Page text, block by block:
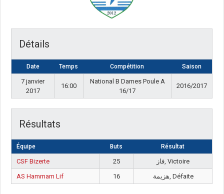
Détails
Date Temps Compétition Saison
7 janvier
2017
16:00
National B Dames Poule A
16/17
2016/2017
Résultats
Équipe Buts Résultat
CSF Bizerte 25
فاز, Victoire
AS Hammam Lif
16 هزيمة, Défaite